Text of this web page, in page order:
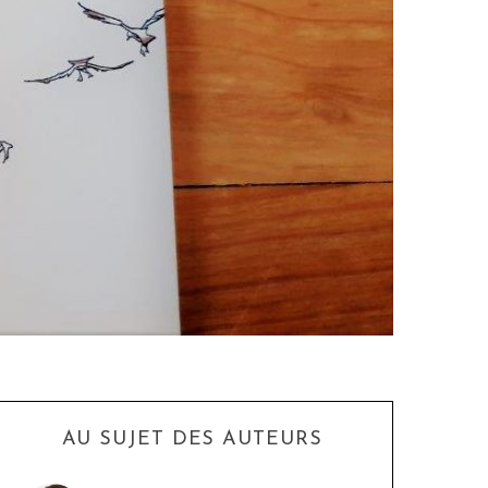
AU SUJET DES AUTEURS